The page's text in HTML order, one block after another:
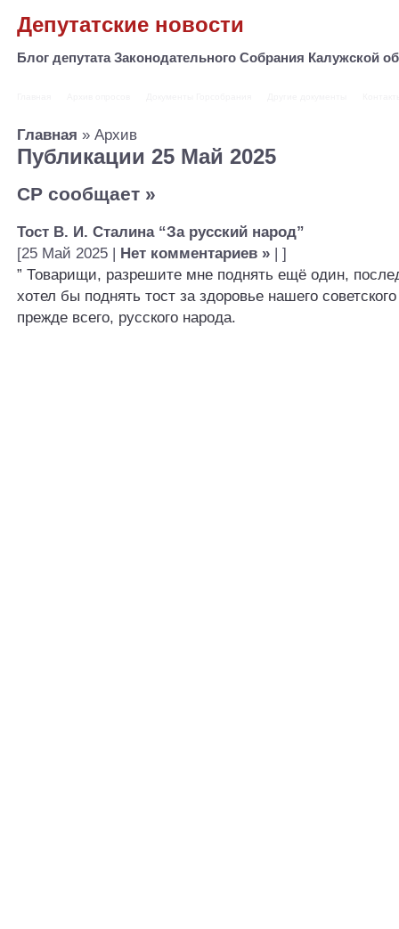
Депутатские новости
Блог депутата Законодательного Собрания Калужской
Главная » Архив
Публикации 25 Май 2025
СР сообщает »
Тост В. И. Сталина “За русский народ”
[25 Май 2025 | Нет комментариев » | ]
” Товарищи, разрешите мне поднять ещё один,
хотел бы поднять тост за здоровье нашего
прежде всего, русского народа.